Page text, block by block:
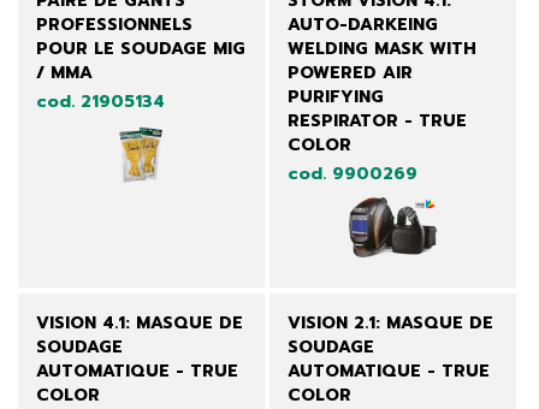
PROFESSIONNELS
POUR LE SOUDAGE MIG
/ MMA
cod. 21905134
AUTO-DARKEING
WELDING MASK WITH
POWERED AIR
PURIFYING
RESPIRATOR - TRUE
COLOR
cod. 9900269
VISION 4.1: MASQUE DE
SOUDAGE
AUTOMATIQUE - TRUE
COLOR
VISION 2.1: MASQUE DE
SOUDAGE
AUTOMATIQUE - TRUE
COLOR